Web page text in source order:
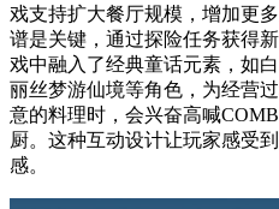
戏支持扩大餐厅规模，增加更
谱是关键，通过探险任务获得
戏中融入了经典童话元素，如
丽丝梦游仙境等角色，为经营
意的料理时，会兴奋高喊
厨。这种互动设计让玩家感受
感。